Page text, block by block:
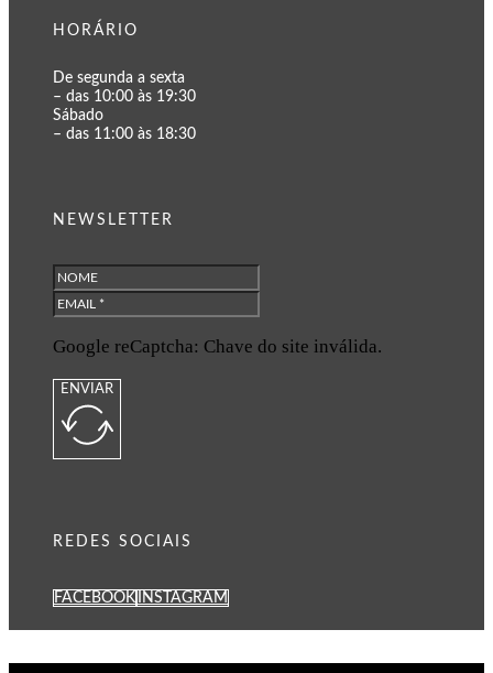
HORÁRIO
De segunda a sexta
– das 10:00 às 19:30
Sábado
– das 11:00 às 18:30
NEWSLETTER
Google reCaptcha: Chave do site inválida.
ENVIAR
REDES SOCIAIS
FACEBOOK INSTAGRAM